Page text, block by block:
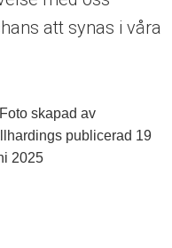
att synas i våra